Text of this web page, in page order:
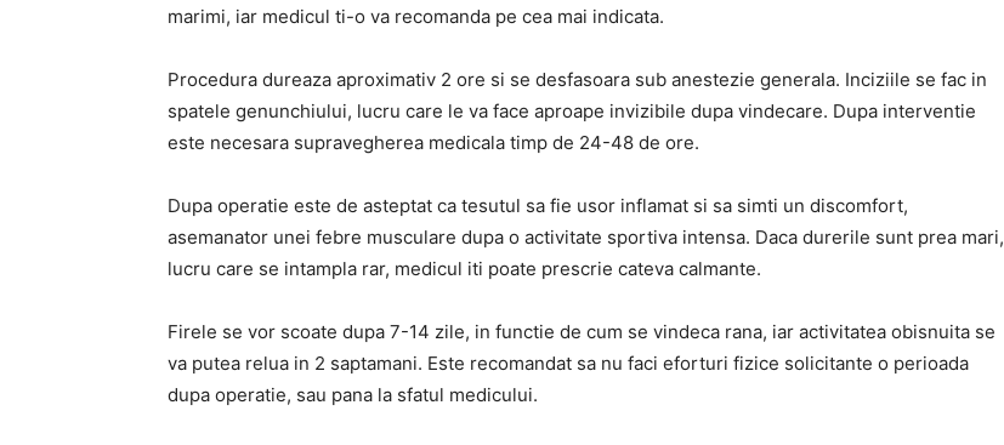
marimi, iar medicul ti-o va recomanda pe cea mai indicata.
Procedura dureaza aproximativ 2 ore si se desfasoara sub anestezie generala. Inciziile se fac in
spatele genunchiului, lucru care le va face aproape invizibile dupa vindecare. Dupa interventie
este necesara supravegherea medicala timp de 24-48 de ore.
Dupa operatie este de asteptat ca tesutul sa fie usor inflamat si sa simti un discomfort,
asemanator unei febre musculare dupa o activitate sportiva intensa. Daca durerile sunt prea mari,
lucru care se intampla rar, medicul iti poate prescrie cateva calmante.
Firele se vor scoate dupa 7-14 zile, in functie de cum se vindeca rana, iar activitatea obisnuita se
va putea relua in 2 saptamani. Este recomandat sa nu faci eforturi fizice solicitante o perioada
dupa operatie, sau pana la sfatul medicului.